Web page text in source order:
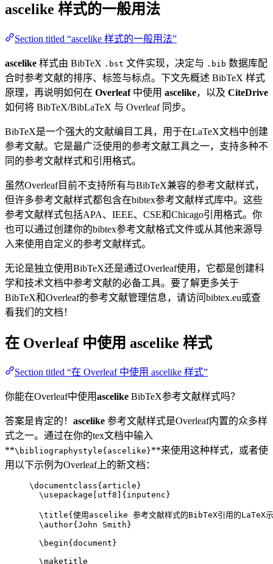
ascelike 样式的一般用法
Section titled “ascelike 样式的一般用法”
ascelike 样式由 BibTeX .bst 文件实现，决定与 .bib 数据库配
合时参考文献的排序、标签与标点。下文先概述 BibTeX 样式
原理，再说明如何在 Overleaf中使用 ascelike，以及 CiteDrive
如何将 BibTeX/BibLaTeX 与 Overleaf 同步。
BibTeX是一个强大的文献编目工具，用于在LaTeX文档中创建
参考文献。它是最广泛使用的参考文献工具之一，支持多种不
同的参考文献样式和引用格式。
虽然Overleaf目前不支持所有与BibTeX兼容的参考文献样式，
但许多参考文献样式都包含在bibtex参考文献样式库中。这些
参考文献样式包括APA、IEEE、CSE和Chicago引用格式。你
也可以通过创建你的bibtex参考文献格式文件或从其他来源导
入来使用自定义的参考文献样式。
无论是独立使用BibTeX还是通过Overleaf使用，它都是创建科
学和技术文档中参考文献的必备工具。要了解更多关于
BibTeX和Overleaf的参考文献管理信息，请访问bibtex.eu或查
看我们的文档！
在 Overleaf 中使用 ascelike 样式
Section titled “在 Overleaf 中使用 ascelike 样式”
你能在Overleaf中使用ascelike BibTeX参考文献样式吗？
答案是肯定的！ ascelike 参考文献样式是Overleaf内置的众多样
式之一。通过在你的tex文档中输入
**\bibliographystyle{ascelike}**来使用这种样式，或者使
用以下示例为Overleaf上的新文档：
\documentclass{ article }
\usepackage
utf8 ]{ inputenc }
\title{使用ascelike 参考文献样式的BibTeX引用的LaTeX
\author{John Smith}
\begin{ document }
\maketitle